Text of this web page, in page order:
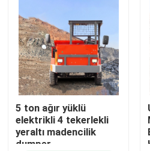
Kişiler
Ürünler
videolar
Yeraltı Damperli Kamyon
5 ton ağır yüklü
elektrikli 4 tekerlekli
yeraltı madencilik
dumper